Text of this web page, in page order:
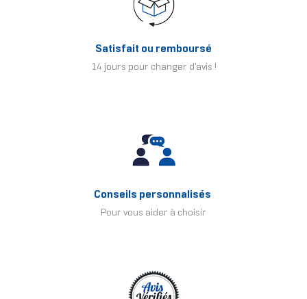
Satisfait ou remboursé
14 jours pour changer d'avis !
Conseils personnalisés
Pour vous aider à choisir